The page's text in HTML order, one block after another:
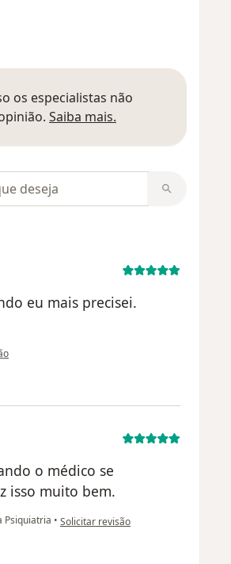
os especialistas não
Saiba mais.
eu mais precisei.
BM
o médico se
isso muito bem.
Psiquiatria • na opinião do utilizador C.
Solicitar revisão